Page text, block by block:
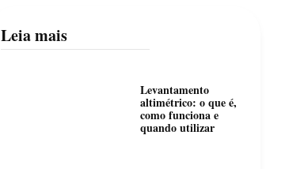
Leia mais
Levantamento
altimétrico: o que é,
como funciona e
quando utilizar